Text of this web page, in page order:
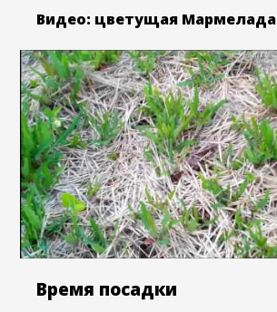
Видео: цветущая Мармелада
Время посадки